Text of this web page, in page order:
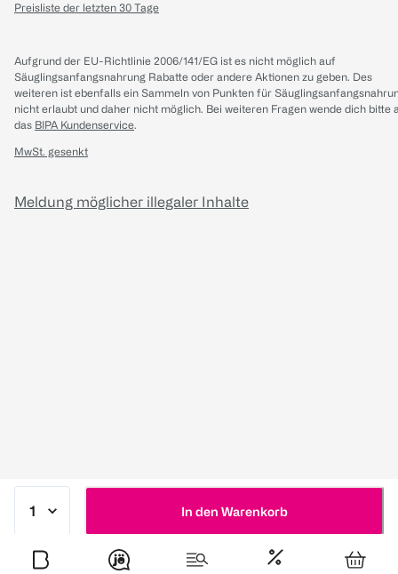
In den Warenkorb
Preisliste der letzten 30 Tage
Aufgrund der EU-Richtlinie 2006/141/EG ist es nicht möglich auf
Säuglingsanfangsnahrung Rabatte oder andere Aktionen zu geben. Des
weiteren ist ebenfalls ein Sammeln von Punkten für
nicht erlaubt und daher nicht möglich. Bei weiteren Fragen wende dich bitte
das BIPA Kundenservice.
MwSt. gesenkt
Meldung möglicher illegaler Inhalte